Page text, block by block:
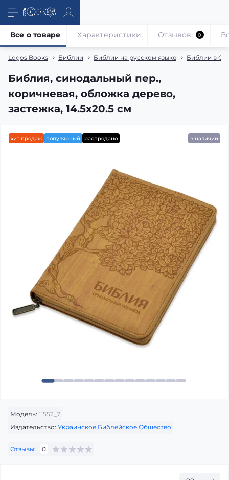
Logos Books Библии Библии на русском языке Библии в
Библия, синодальный пер.,
коричневая, обложка дерево,
застежка, 14.5x20.5 см
Все о товаре Характеристики Отзывов 0
хит продаж популярный распродано в наличии
Модель: 11552_7
Издательство: Украинское Библейское Общество
Отзывы: 0